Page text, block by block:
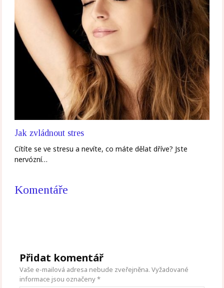
Jak zvládnout stres
Cítíte se ve stresu a nevíte, co máte dělat dříve? Jste
nervózní…
Komentáře
Přidat komentář
Vaše e-mailová adresa nebude zveřejněna. Vyžadované
informace jsou označeny*